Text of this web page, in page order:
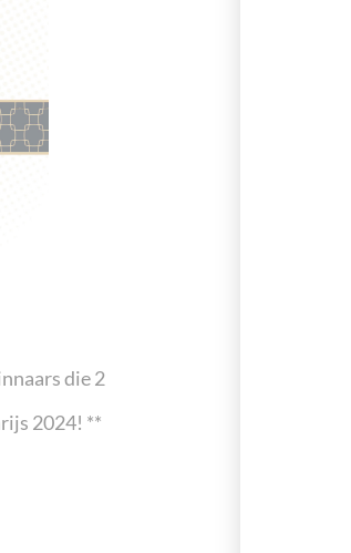
die 2
2024! **